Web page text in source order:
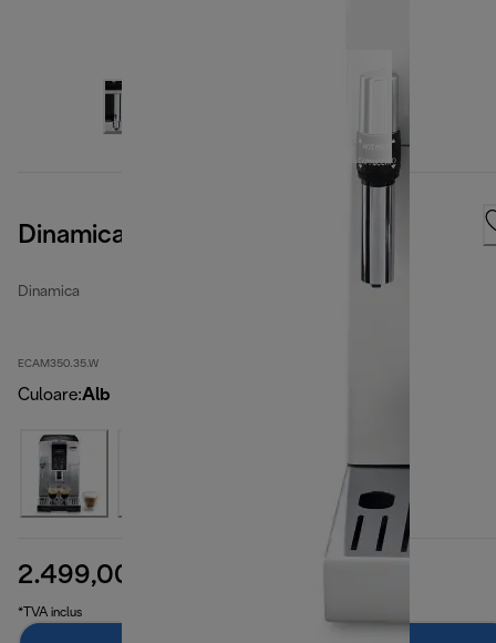
Dinamica, White
Dinamica
ECAM350.35.W
Culoare:Alb
2.499,00 RON
*TVA inclus